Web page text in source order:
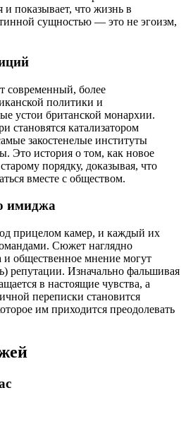
и показывает, что жизнь в
сущностью — это не эгоизм,
современный, более
политики и
устои британской монархии.
становятся катализатором
закостенелые институты
Это история о том, как новое
порядку, доказывая, что
вместе с обществом.
имиджа
прицелом камер, и каждый их
Сюжет наглядно
и общественное мнение могут
репутации. Изначально фальшивая
в настоящие чувства, а
переписки становится
им приходится преодолевать